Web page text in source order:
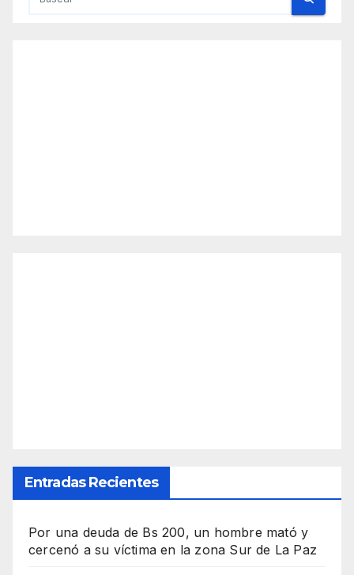
Entradas Recientes
Por una deuda de Bs 200, un hombre mató y
cercenó a su víctima en la zona Sur de La Paz